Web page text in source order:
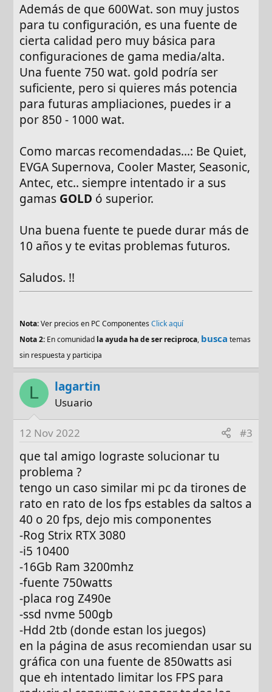
Además de que 600Wat. son muy justos
para tu configuración, es una fuente de
cierta calidad pero muy básica para
configuraciones de gama media/alta.
Una fuente 750 wat. gold podría ser
suficiente, pero si quieres más potencia
para futuras ampliaciones, puedes ir a
por 850 - 1000 wat.
Como marcas recomendadas...: Be Quiet,
EVGA Supernova, Cooler Master, Seasonic,
Antec, etc.. siempre intentado ir a sus
gamas GOLD ó superior.
Una buena fuente te puede durar más de
10 años y te evitas problemas futuros.
Saludos. !!
Nota:Ver precios en PC ComponentesClick aquí
Nota 2: En comunidad la ayuda ha de ser reciproca, busca temas
sin respuesta y participa
L lagartin
Usuario
12 Nov 2022 #3
que tal amigo lograste solucionar tu
problema ?
tengo un caso similar mi pc da tirones de
rato en rato de los fps estables da saltos a
40 o 20 fps, dejo mis componentes
-Rog Strix RTX 3080
-i5 10400
-16Gb Ram 3200mhz
-fuente 750watts
-placa rog Z490e
-ssd nvme 500gb
-Hdd 2tb (donde estan los juegos)
en la página de asus recomiendan usar su
gráfica con una fuente de 850watts asi
que eh intentado limitar los FPS para